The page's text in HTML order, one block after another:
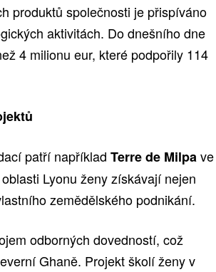
produktů společnosti je přispíváno
aktivitách. Do dnešního dne
4 milionu eur, které podpořily 114
patří například Terre de Milpave
Lyonu ženy získávají nejen
zemědělského podnikání.
odborných dovedností, což
Ghaně. Projekt školí ženy v